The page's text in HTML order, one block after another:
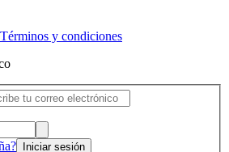
Términos y condiciones
Iniciar sesión